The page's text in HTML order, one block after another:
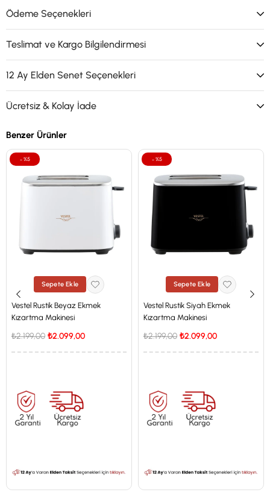
Ödeme Seçenekleri
Teslimat ve Kargo Bilgilendirmesi
12 Ay Elden Senet Seçenekleri
Ücretsiz & Kolay İade
Benzer Ürünler
Sepete Ekle
Vestel Rustik Beyaz Ekmek
Kızartma Makinesi
₺2.099,00
₺2.199,00
%5
Sepete Ekle
Vestel Rustik Siyah Ekmek
Kızartma Makinesi
₺2.099,00
₺2.199,00
%5